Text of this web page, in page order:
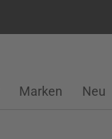
Marken Neu